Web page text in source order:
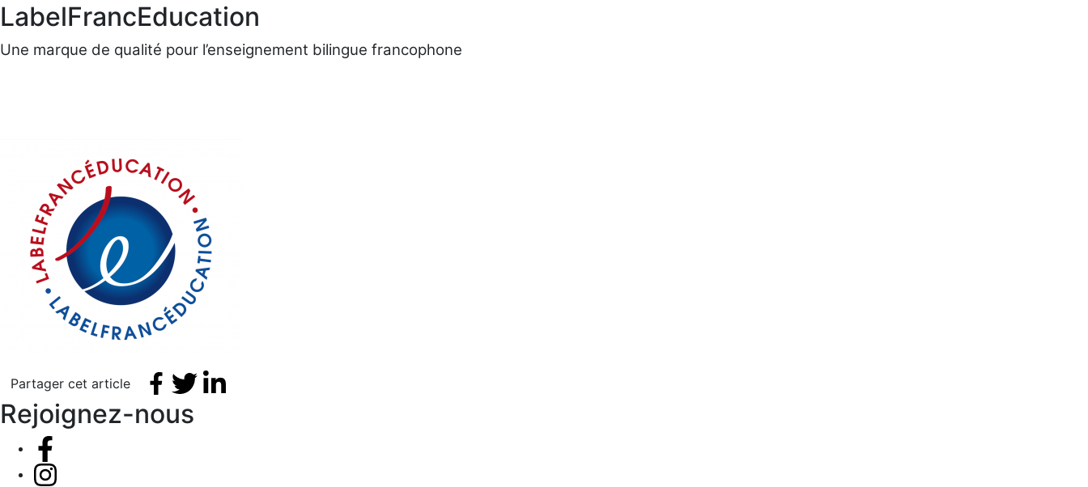
LabelFrancEducation
Une marque de qualité pour l’enseignement bilingue francophone
Partager cet article Facebook share
TweetLinkedin share
Rejoignez-nous